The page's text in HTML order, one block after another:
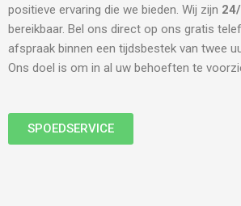
positieve ervaring die we bieden. Wij zijn
bereikbaar. Bel ons direct op ons gratis
afspraak binnen een tijdsbestek van twee
Ons doel is om in al uw behoeften te
SPOEDSERVICE